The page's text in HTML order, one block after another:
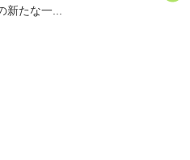
たな一...